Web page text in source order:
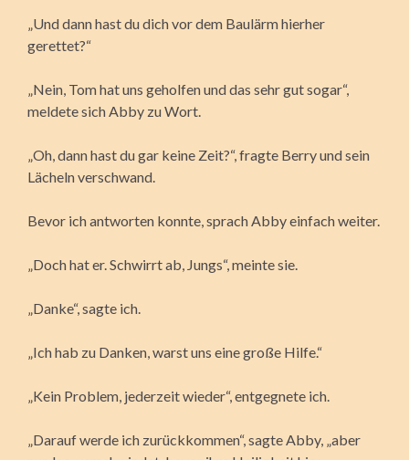
„Und dann hast du dich vor dem Baulärm hierher
gerettet?“
„Nein, Tom hat uns geholfen und das sehr gut sogar“,
meldete sich Abby zu Wort.
„Oh, dann hast du gar keine Zeit?“, fragte Berry und sein
Lächeln verschwand.
Bevor ich antworten konnte, sprach Abby einfach weiter.
„Doch hat er. Schwirrt ab, Jungs“, meinte sie.
„Danke“, sagte ich.
„Ich hab zu Danken, warst uns eine große Hilfe.“
„Kein Problem, jederzeit wieder“, entgegnete ich.
„Darauf werde ich zurückkommen“, sagte Abby, „aber